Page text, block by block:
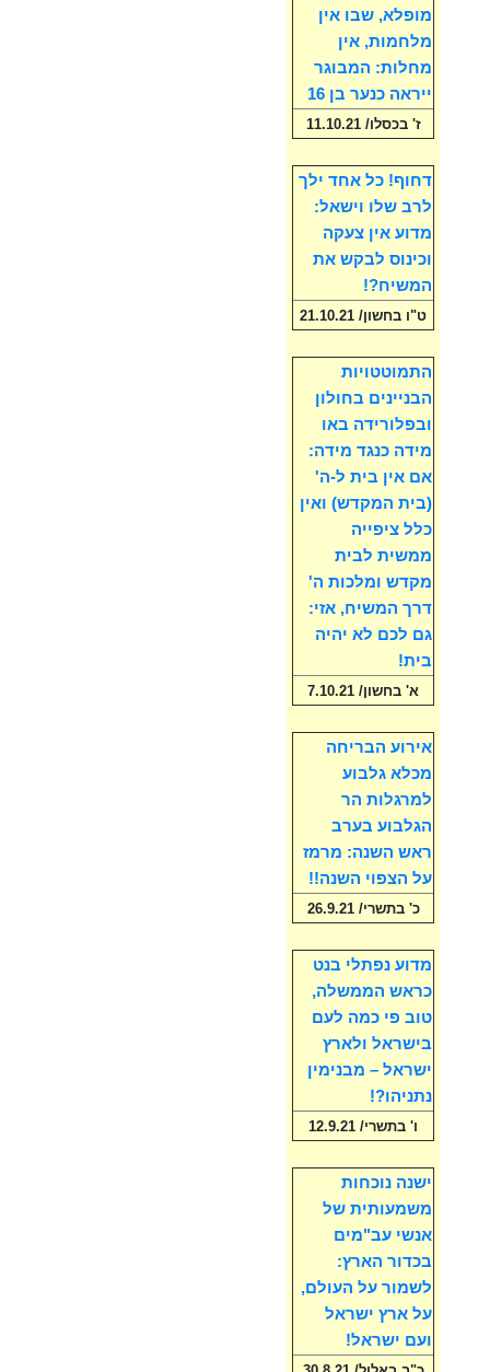
מופלא, שבו אין
מלחמות, אין
מחלות: המבוגר
ייראה כנער בן 16
ז' בכסלו/ 11.10.21
דחוף! כל אחד ילך
לרב שלו וישאל:
מדוע אין צעקה
וכינוס לבקש את
המשיח?!
ט"ו בחשון/ 21.10.21
התמוטטויות
הבניינים בחולון
ובפלורידה באו
מידה כנגד מידה:
אם אין בית ל-ה'
(בית המקדש) ואין
כלל ציפייה
ממשית לבית
מקדש ומלכות ה'
דרך המשיח, אזי:
גם לכם לא יהיה
בית!
א' בחשון/ 7.10.21
אירוע הבריחה
מכלא גלבוע
למרגלות הר
הגלבוע בערב
ראש השנה: מרמז
על הצפוי השנה!!
כ' בתשרי/ 26.9.21
מדוע נפתלי בנט
כראש הממשלה,
טוב פי כמה לעם
בישראל ולארץ
ישראל – מבנימין
נתניהו?!
ו' בתשרי/ 12.9.21
ישנה נוכחות
משמעותית של
אנשי עב"מים
בכדור הארץ:
לשמור על העולם,
על ארץ ישראל
ועם ישראל!